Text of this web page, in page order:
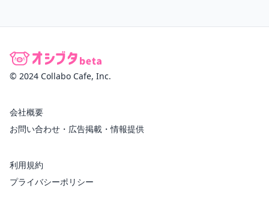
© 2024 Collabo Cafe, Inc.
会社概要
お問い合わせ・広告掲載・情報提供
利用規約
プライバシーポリシー